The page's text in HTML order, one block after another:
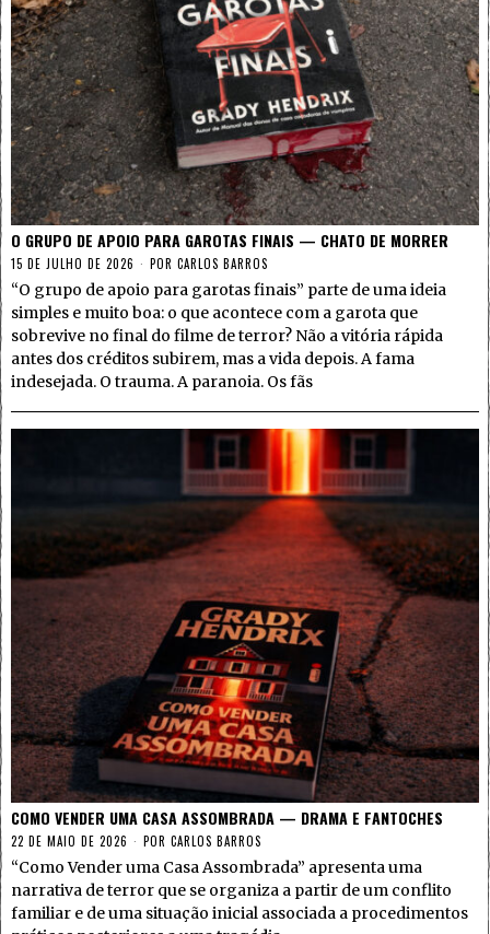
O GRUPO DE APOIO PARA GAROTAS FINAIS — CHATO DE MORRER
15 DE JULHO DE 2026 POR CARLOS BARROS
“O grupo de apoio para garotas finais” parte de uma ideia
simples e muito boa: o que acontece com a garota que
sobrevive no final do filme de terror? Não a vitória rápida
antes dos créditos subirem, mas a vida depois. A fama
indesejada. O trauma. A paranoia. Os fãs
COMO VENDER UMA CASA ASSOMBRADA — DRAMA E FANTOCHES
22 DE MAIO DE 2026 POR CARLOS BARROS
“Como Vender uma Casa Assombrada” apresenta uma
narrativa de terror que se organiza a partir de um conflito
familiar e de uma situação inicial associada a procedimentos